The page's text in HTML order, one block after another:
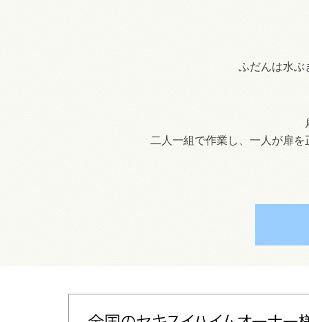
ふだんは水ぶ
二人一組で作業し、一人が扉